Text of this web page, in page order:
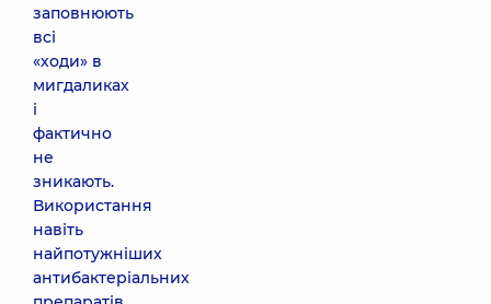
заповнюють
всі
«ходи» в
мигдаликах
і
фактично
не
зникають.
Використання
навіть
найпотужніших
антибактеріальних